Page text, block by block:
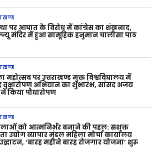
पर आघात के विरोध में कांग्रेस का शंखनाद,
मंदिर में हुआ सामूहिक हनुमान चालीसा पाठ
महोत्सव पर उत्तराखण्ड मुक्त विश्वविद्यालय में
वृक्षारोपण अभियान का शुभारंभ, सांसद अजय
ने किया पौधारोपण
को आत्मनिर्भर बनाने की पहल: सशक्त
उद्योग व्यापार मंडल महिला मोर्चा कार्यालय
‘बारह महीने बारह रोजगार योजना’ शुरू